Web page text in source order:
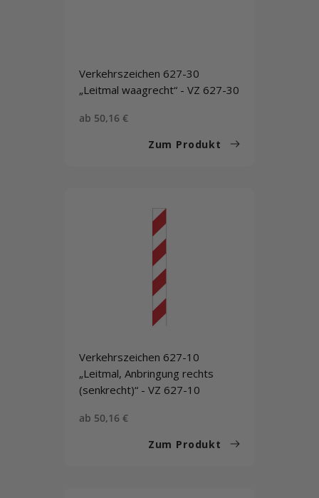
Verkehrszeichen 627-30
„Leitmal waagrecht“ - VZ 627-30
Sonderpreis
ab 50,16 €
Zum Produkt
Verkehrszeichen 627-10
„Leitmal, Anbringung rechts
(senkrecht)“ - VZ 627-10
Sonderpreis
ab 50,16 €
Zum Produkt